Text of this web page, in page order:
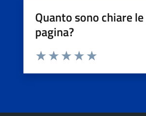
Quanto sono chiare
pagina?